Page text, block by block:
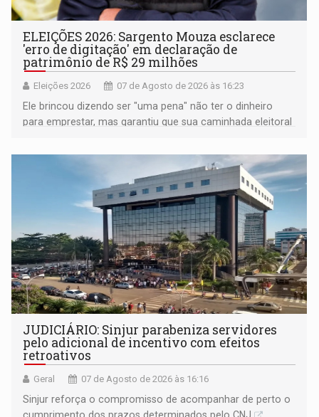
ELEIÇÕES 2026: Sargento Mouza esclarece
'erro de digitação' em declaração de
patrimônio de R$ 29 milhões
Eleições 2026 07 de Agosto de 2026 às 16:23
Ele brincou dizendo ser "uma pena" não ter o dinheiro
para emprestar, mas garantiu que sua caminhada eleitoral
JUDICIÁRIO: Sinjur parabeniza servidores
pelo adicional de incentivo com efeitos
retroativos
Geral 07 de Agosto de 2026 às 16:16
Sinjur reforça o compromisso de acompanhar de perto o